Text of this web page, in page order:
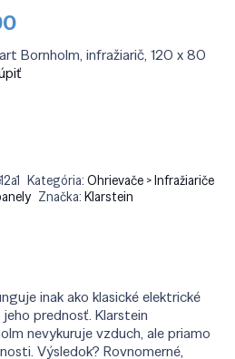
Aktuálna
je:
€221.90.
Bornholm, infražiarič, 120 x 80
Kategória:Ohrievače > Infražiariče
Značka:Klarstein
inak ako klasické elektrické
prednosť. Klarstein
nevykuruje vzduch, ale priamo
Výsledok? Rovnomerné,